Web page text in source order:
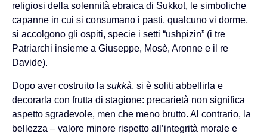
religiosi della solennità ebraica di Sukkot, le simboliche
capanne in cui si consumano i pasti, qualcuno vi dorme,
si accolgono gli ospiti, specie i setti “ushpizin” (i tre
Patriarchi insieme a Giuseppe, Mosè, Aronne e il re
Davide).
Dopo aver costruito la sukkà, si è soliti abbellirla e
decorarla con frutta di stagione: precarietà non significa
aspetto sgradevole, men che meno brutto. Al contrario, la
bellezza – valore minore rispetto all’integrità morale e